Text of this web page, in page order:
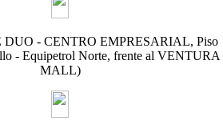
DUO - CENTRO EMPRESARIAL, Piso
- Equipetrol Norte, frente al VENTURA
MALL)